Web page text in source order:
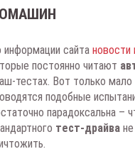
информации сайтановости
постоянно читают
тестах. Вот только
подобные
парадоксальна –
тест-драйва